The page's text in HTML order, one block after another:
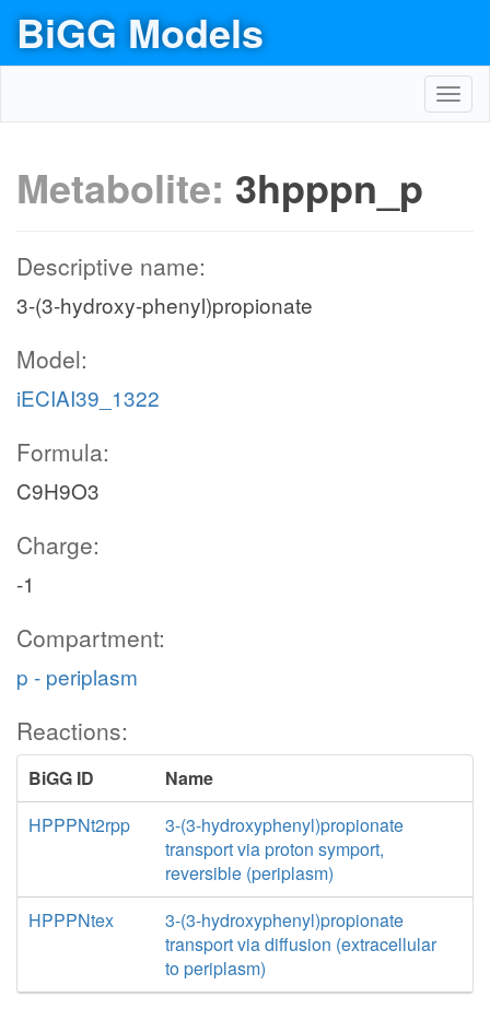
BiGG Models
Metabolite: 3hpppn_p
Descriptive name:
3-(3-hydroxy-phenyl)propionate
Model:
iECIAI39_1322
Formula:
C9H9O3
Charge:
-1
Compartment:
p - periplasm
Reactions:
BiGG ID
Name
HPPPNt2rpp
3-(3-hydroxyphenyl)propionate
transport via proton symport,
reversible (periplasm)
HPPPNtex
3-(3-hydroxyphenyl)propionate
transport via diffusion (extracellular
to periplasm)